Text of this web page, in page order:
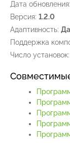
Дата обновления:
Версия: 1.2.0
Адаптивность: Да
Поддержка
Число установок: